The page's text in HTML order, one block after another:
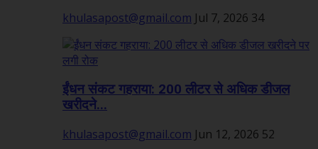
khulasapost@gmail.com Jul 7, 2026 34
ईंधन संकट गहराया: 200 लीटर से अधिक डीजल
खरीदने...
khulasapost@gmail.com Jun 12, 2026 52